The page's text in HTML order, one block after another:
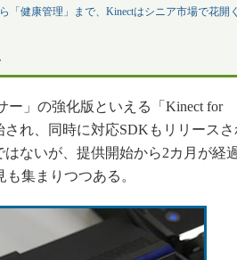
知財マネジメント
制御セキュリティ
新型コロナへの対応
「健康管理」まで、Kinectはシニア市場で花開
ー」の強化版といえる「Kinect for
され、同時に対応SDKもリリースさ
ないが、提供開始から2カ月が経
集まりつつある。